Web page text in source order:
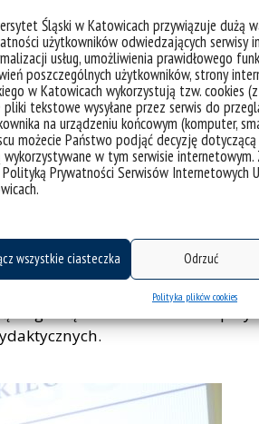
Śląski w Katowicach przywiązuje dużą
użytkowników odwiedzających serwisy
usług, umożliwienia prawidłowego
poszczególnych użytkowników, strony
w Katowicach wykorzystują tzw. cookies
pliki tekstowe wysyłane przez serwis do
na urządzeniu końcowym (komputer,
możecie Państwo podjąć decyzję
wykorzystywane w tym serwisie internetowym.
Prywatności Serwisów Internetowych
wszystkie ciasteczka Odrzuć
Polityka plików cookies
do Trzeciej Rzeszy, Katowice
Warszawa 2010,
Nieznana wojna
On the Front of the First World
Odznaką „Za zasługi dla
Diecezji Katowickiej Kościoła
w dziedzinie ekumenizmu,
Nagrodą Historyczną Fundacji
Polacy w armii Kajzera
Powstania śląskie
Pro Scientia et Arte